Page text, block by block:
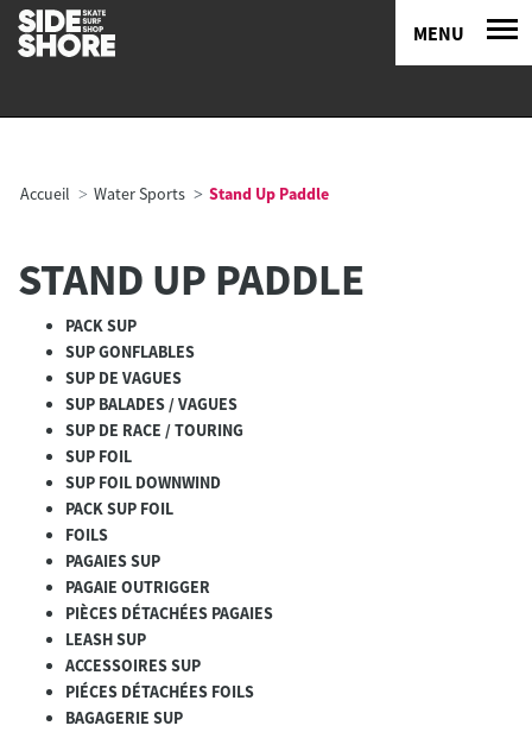
MENU
Accueil Water Sports Stand Up Paddle
STAND UP PADDLE
PACK SUP
SUP GONFLABLES
SUP DE VAGUES
SUP BALADES / VAGUES
SUP DE RACE / TOURING
SUP FOIL
SUP FOIL DOWNWIND
PACK SUP FOIL
FOILS
PAGAIES SUP
PAGAIE OUTRIGGER
PIÈCES DÉTACHÉES PAGAIES
LEASH SUP
ACCESSOIRES SUP
PIÉCES DÉTACHÉES FOILS
BAGAGERIE SUP